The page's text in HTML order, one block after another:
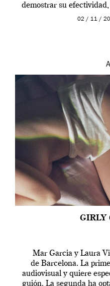
demostrar su
prueba
02 / 11 /
GIRLY
Mar Garcia y Laura
de Barcelona. La
audiovisual y quiere
guión. La segunda ha